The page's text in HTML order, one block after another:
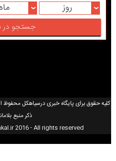
روز
کلیه حقوق برای پایگاه خبری درسیاهکل محفوظ
ذکر منبع
2016 - All rights reserved